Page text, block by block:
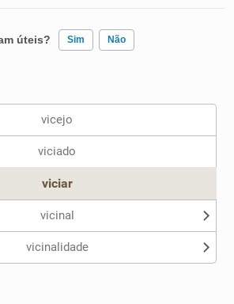
úteis? Sim Não
apresentados me ajudou
vicejo
viciado
viciar
vicinal
vicinalidade